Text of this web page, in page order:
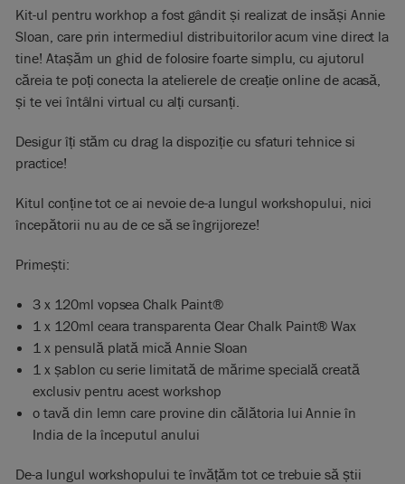
Kit-ul pentru workhop a fost gândit și realizat de insăși Annie
Sloan, care prin intermediul distribuitorilor acum vine direct la
tine! Atașăm un ghid de folosire foarte simplu, cu ajutorul
căreia te poți conecta la atelierele de creație online de acasă,
și te vei întâlni virtual cu alți cursanți.
Desigur îți stăm cu drag la dispoziție cu sfaturi tehnice si
practice!
Kitul conține tot ce ai nevoie de-a lungul workshopului, nici
începătorii nu au de ce să se îngrijoreze!
Primești:
3 x 120ml vopsea Chalk Paint®
1 x 120ml ceara transparenta Clear Chalk Paint® Wax
1 x pensulă plată mică Annie Sloan
1 x șablon cu serie limitată de mărime specială creată
exclusiv pentru acest workshop
o tavă din lemn care provine din călătoria lui Annie în
India de la începutul anului
De-a lungul workshopului te învățăm tot ce trebuie să știi